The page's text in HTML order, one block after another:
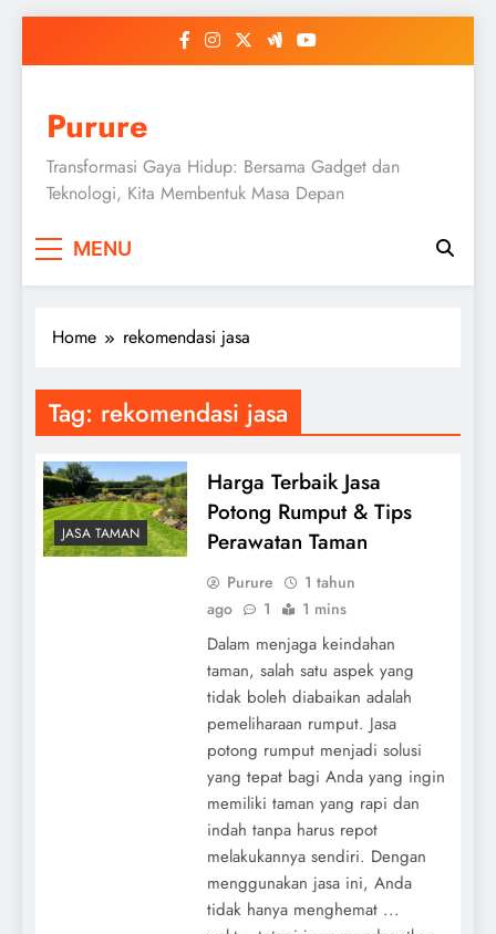
Purure
Transformasi Gaya Hidup: Bersama Gadget dan
Teknologi, Kita Membentuk Masa Depan
MENU
Home rekomendasi jasa
Tag: rekomendasi jasa
JASA TAMAN
Harga Terbaik Jasa
Potong Rumput & Tips
Perawatan Taman
Purure
1 tahun
ago
1 1 mins
Dalam menjaga keindahan
taman, salah satu aspek yang
tidak boleh diabaikan adalah
pemeliharaan rumput. Jasa
potong rumput menjadi solusi
yang tepat bagi Anda yang ingin
memiliki taman yang rapi dan
indah tanpa harus repot
melakukannya sendiri. Dengan
menggunakan jasa ini, Anda
tidak hanya menghemat ...